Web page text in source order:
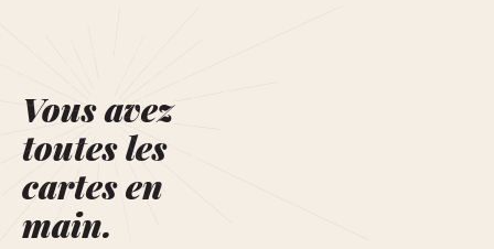
Vous avez
toutes les
cartes en
main.